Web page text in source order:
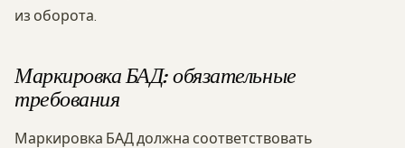
из оборота.
Маркировка БАД: обязательные
требования
Маркировка БАД должна соответствовать